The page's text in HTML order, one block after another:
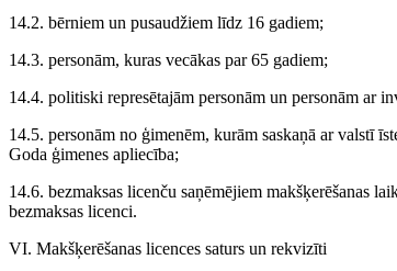
14.2. bērniem un pusaudžiem līdz 16 gadiem;
14.3. personām, kuras vecākas par 65 gadiem;
14.4. politiski represētajām personām un personām ar
14.5. personām no ģimenēm, kurām saskaņā ar valstī
Goda ģimenes apliecība;
14.6. bezmaksas licenču saņēmējiem makšķerēšanas
bezmaksas licenci.
VI. Makšķerēšanas licences saturs un rekvizīti